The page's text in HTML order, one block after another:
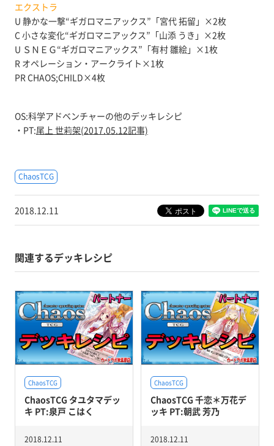
エクストラ
U 静かな一撃“ギガロマニアックス”「宮代 拓留」×2枚
C 小さな変化“ギガロマニアックス”「山添 うき」×2枚
U ＳＮＥＧ“ギガロマニアックス”「有村 雛絵」×1枚
R オペレーション・アークライト×1枚
PR CHAOS;CHILD×4枚
OS:科学アドベンチャーの他のデッキレシピ
・PT:尾上 世莉架(2017.05.12記事)
ChaosTCG
2018.12.11
関連するデッキレシピ
ChaosTCG
ChaosTCG タユタマデッ
キ PT:泉戸 こはく
2018.12.11
ChaosTCG
ChaosTCG 千恋＊万花デ
ッキ PT:朝武 芳乃
2018.12.11